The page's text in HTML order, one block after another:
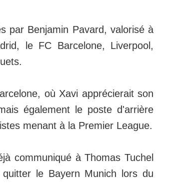
par Benjamin Pavard, valorisé à
le FC Barcelone, Liverpool,
où Xavi apprécierait son
également le poste d'arrière
menant à la Premier League.
communiqué à Thomas Tuchel
le Bayern Munich lors du